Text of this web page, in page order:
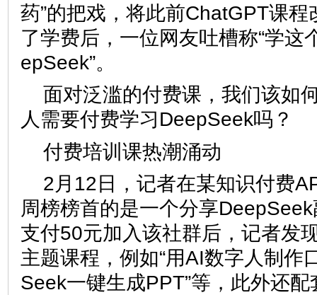
药”的把戏，将此前ChatGPT课
了学费后，一位网友吐槽称“学这
epSeek”。
面对泛滥的付费课，我们该如
人需要付费学习DeepSeek吗？
付费培训课热潮涌动
2月12日，记者在某知识付费
周榜榜首的是一个分享
支付50元加入该社群后，记者发
主题课程，例如“用AI数字人制作
Seek一键生成PPT”等，此外还